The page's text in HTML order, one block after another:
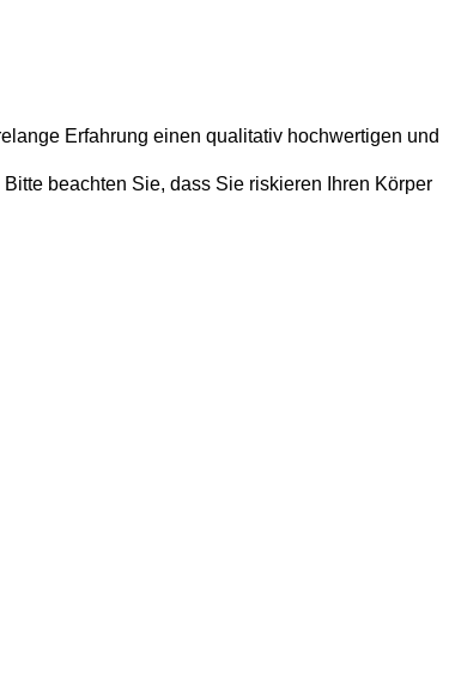
Erfahrung einen qualitativ hochwertigen und
beachten Sie, dass Sie riskieren Ihren Körper